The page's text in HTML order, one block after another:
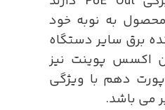
به نوبه خود
برق سایر دستگاه
اکسس پوینت نیز
دهم با ویژگی